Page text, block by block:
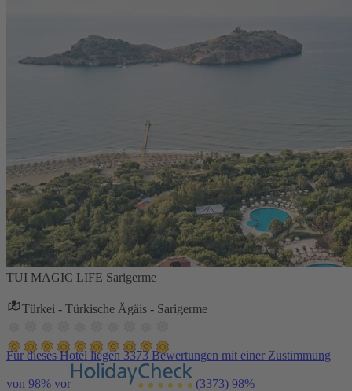
TUI MAGIC LIFE Sarigerme
Türkei - Türkische Ägäis - Sarigerme
Für dieses Hotel liegen 3373 Bewertungen mit einer Zustimmung
von 98% vor (3373) 98%